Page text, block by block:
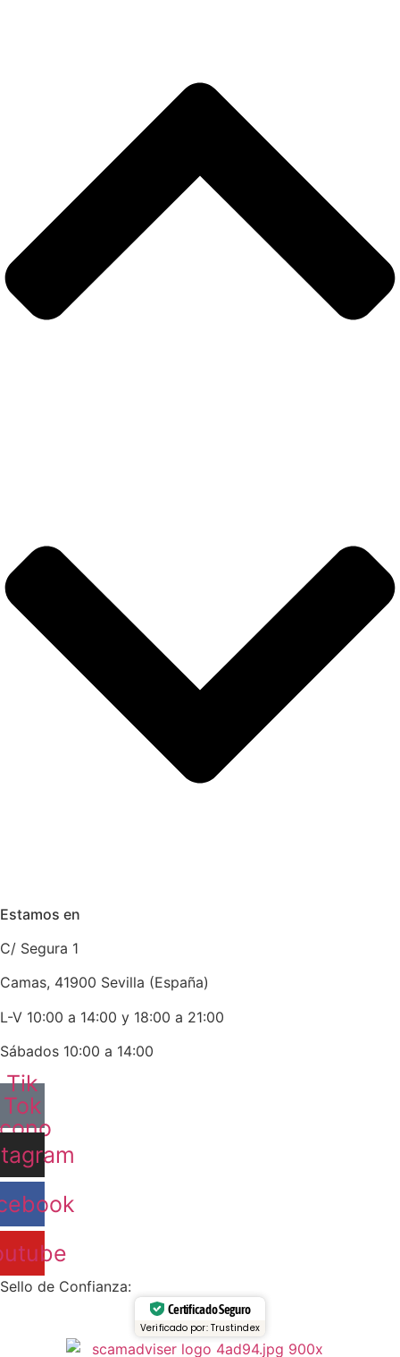
Estamos en
C/ Segura 1
Camas, 41900 Sevilla (España)
L-V 10:00 a 14:00 y 18:00 a 21:00
Sábados 10:00 a 14:00
Tik
Tok
Sello de Confianza:
Certificado Seguro
Verificado por: Trustindex